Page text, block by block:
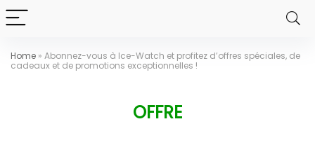
Home » Abonnez-vous à Ice-Watch et profitez d’offres spéciales, de
cadeaux et de promotions exceptionnelles !
OFFRE